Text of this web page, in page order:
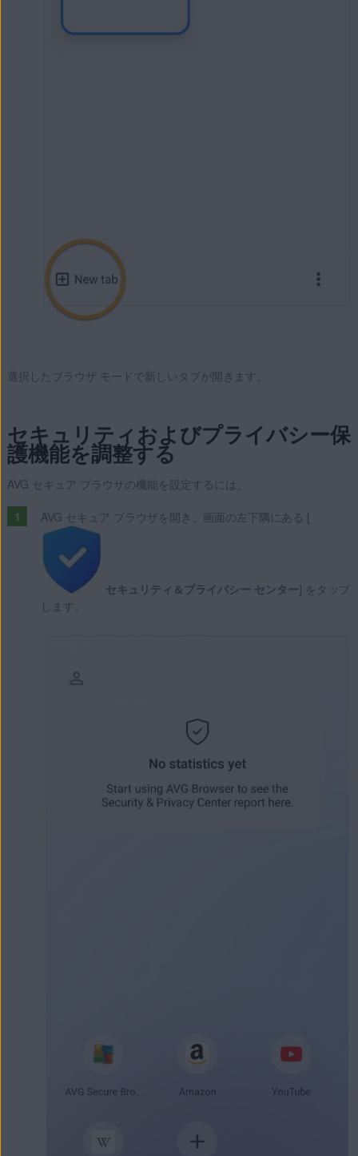
選択したブラウザ モードで新しいタブが開きます。
セキュリティおよびプライバシー保
護機能を調整する
AVG セキュア ブラウザの機能を設定するには、
AVG セキュア ブラウザを開き、画面の左下隅にある [
セキュリティ＆プライバシー センター] をタップ
します。